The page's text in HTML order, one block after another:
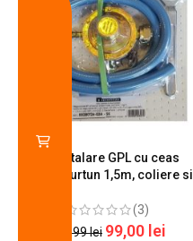
Kit instalare GPL cu ceas
butelie, furtun 1,5m, coliere si
(3)
120,99lei 99,00 lei